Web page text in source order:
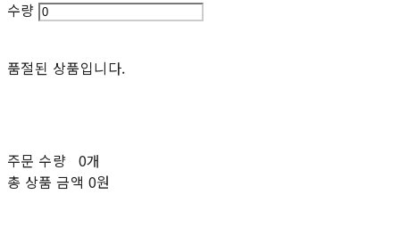
수량
품절된 상품입니다.
주문 수량 0개
총 상품 금액 0원